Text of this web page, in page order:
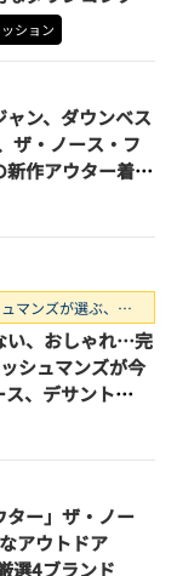
ション
ャン、ダウンベス
ザ・ノース・フ
作アウター着こ
マンズが選ぶ、買
。
い、おしゃれ…完
シュマンズが今
、デサント
12月に買うべき
ター」ザ・ノー
アウトドア
選4ブランド